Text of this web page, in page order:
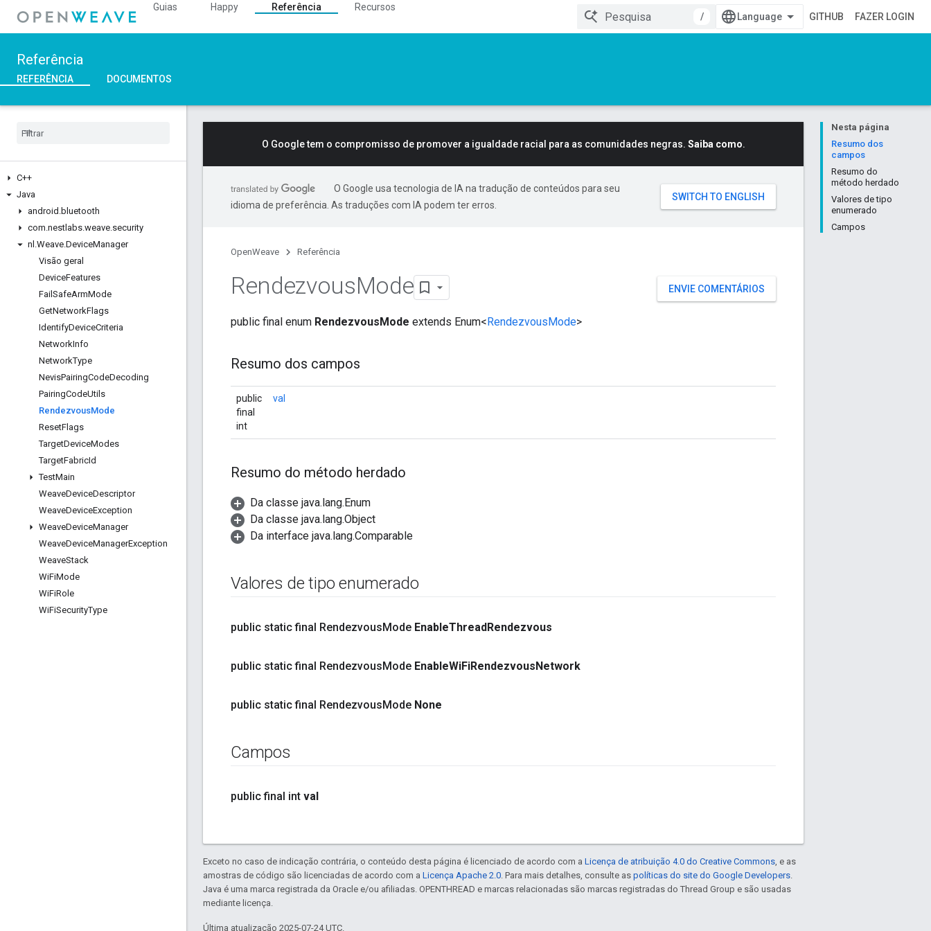
Guias Happy Referência
Recursos
/
GITHUB FAZER LOGIN
Referência
REFERÊNCIA DOCUMENTOS
C++
Java
android .bluetooth
com.nestlabs.weave.security
nl .Weave.DeviceManager
Visão geral
DeviceFeatures
Fail SafeArmMode
GetNetworkFlags
IdentifyDeviceCriteria
NetworkInfo
NetworkType
NevisPairingCodeDecoding
PairingCodeUtils
RendezvousMode
ResetFlags
TargetDeviceModes
TargetFabricId
TestMain
WeaveDeviceDescriptor
WeaveDeviceException
WeaveDeviceManager
WeaveDeviceManagerException
WeaveStack
WiFiMode
WiFiRole
WiFiSecurityType
Nesta página
Resumo dos
campos
Resumo do
método herdado
Valores de tipo
enumerado
Campos
O Google tem o compromisso de promover a igualdade racial para as comunidades negras. Saiba como.
O Google usa tecnologia de IA na tradução de conteúdos para seu
idioma de preferência. As traduções com IA podem ter erros.
OpenWeave Referência
ENVIE COMENTÁRIOS
RendezvousMode
public final enum RendezvousMode extends Enum<RendezvousMode>
Resumo dos campos
public
final
int
val
Resumo do método herdado
Da classe java.lang.Enum
Da classe java.lang.Object
Da interface java.lang.Comparable
Valores de tipo enumerado
public static final RendezvousMode EnableThreadRendezvous
public static final RendezvousMode EnableWiFiRendezvousNetwork
public static final RendezvousMode None
Campos
public final int val
Exceto no caso de indicação contrária, o conteúdo desta página é licenciado de acordo com a Licença de atribuição 4.0 do Creative Commons, e as
amostras de código são licenciadas de acordo com a Licença Apache 2.0. Para mais detalhes, consulte as políticas do site do Google Developers.
Java é uma marca registrada da Oracle e/ou afiliadas. OPENTHREAD e marcas relacionadas são marcas registradas do Thread Group e são usadas
mediante licença.
Última atualização 2025-07-24 UTC.